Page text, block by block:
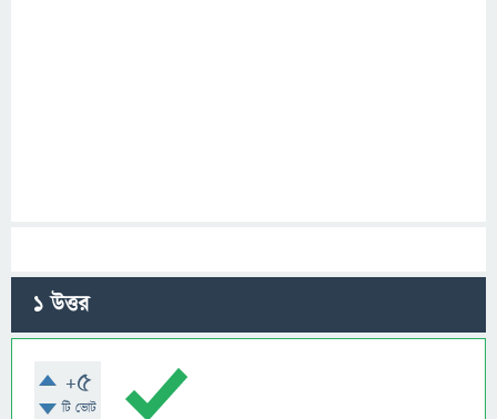
1উত্তর
+5
টি ভোট